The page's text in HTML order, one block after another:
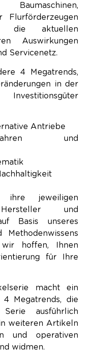
Flurförderzeugen
die aktuellen
Auswirkungen
Servicenetz.
4 Megatrends,
in der
Antriebe
und
ihre jeweiligen
und
Basis unseres
Methodenwissens
hoffen, Ihnen
für Ihre
macht ein
Megatrends, die
ausführlich
weiteren Artikeln
und operativen
widmen.